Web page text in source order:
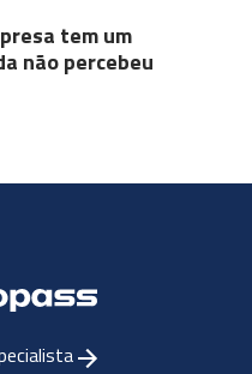
tem um
não percebeu